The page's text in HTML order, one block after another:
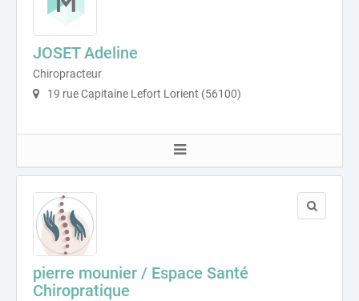
JOSET Adeline
Chiropracteur
19 rue Capitaine Lefort Lorient (56100)
pierre mounier / Espace Santé
Chiropratique